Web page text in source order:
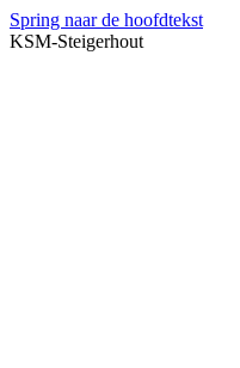
Spring naar de hoofdtekst
KSM-Steigerhout